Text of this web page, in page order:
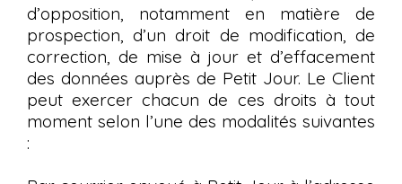
d’opposition, notamment en matière de
prospection, d’un droit de modification, de
correction, de mise à jour et d’effacement
des données auprès de Petit Jour. Le Client
peut exercer chacun de ces droits à tout
moment selon l’une des modalités suivantes
: